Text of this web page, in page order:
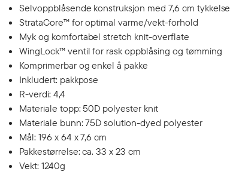
Selvoppblåsende konstruksjon med 7,6 cm tykkelse
StrataCore™ for optimal varme/vekt-forhold
Myk og komfortabel stretch knit-overflate
WingLock™ ventil for rask oppblåsing og tømming
Komprimerbar og enkel å pakke
Inkludert: pakkpose
R-verdi: 4,4
Materiale topp: 50D polyester knit
Materiale bunn: 75D solution-dyed polyester
Mål: 196 x 64 x 7,6 cm
Pakkestørrelse: ca. 33 x 23 cm
Vekt: 1240g